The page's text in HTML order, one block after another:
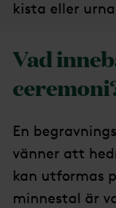
kista eller
Vad
En
vänner att
kan utformas
minnestal är